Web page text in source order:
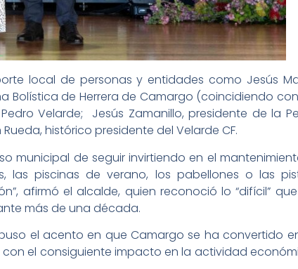
local de personas y entidades como Jesús
Bolística de Herrera de Camargo (coincidiendo
Velarde; Jesús Zamanillo, presidente de la
histórico presidente del Velarde CF.
municipal de seguir invirtiendo en el
las piscinas de verano, los pabellones o las
afirmó el alcalde, quien reconoció lo “difícil”
más de una década.
el acento en que Camargo se ha convertido
el consiguiente impacto en la actividad